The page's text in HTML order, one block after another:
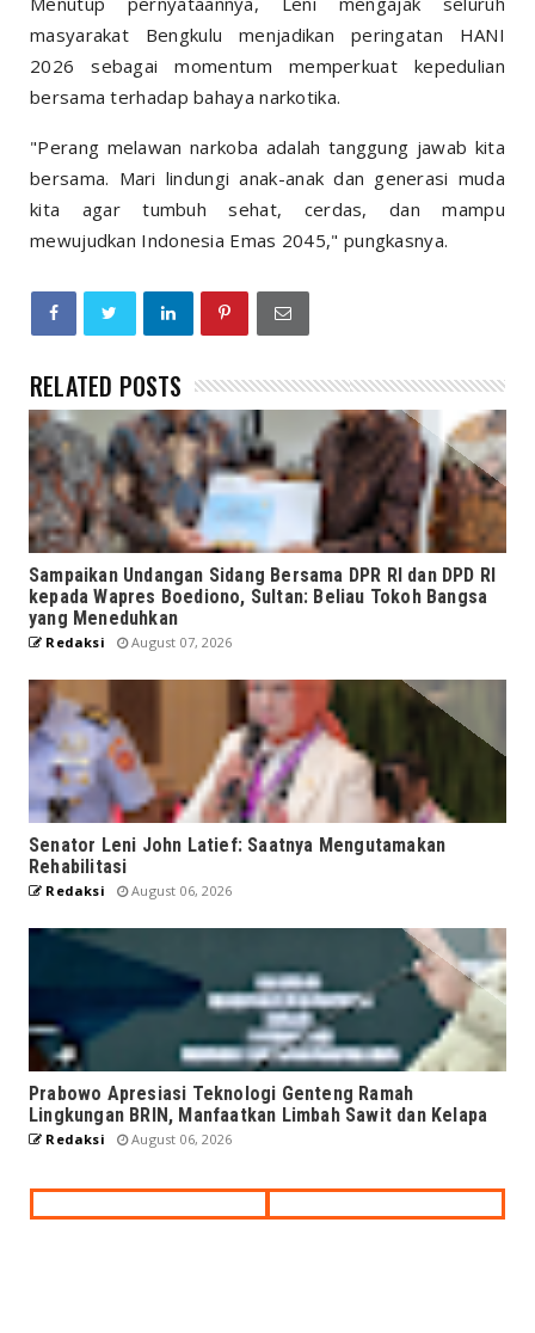
masyarakat Bengkulu menjadikan peringatan HANI
2026 sebagai momentum memperkuat kepedulian
bersama terhadap bahaya narkotika.
"Perang melawan narkoba adalah tanggung jawab kita
bersama. Mari lindungi anak-anak dan generasi muda
kita agar tumbuh sehat, cerdas, dan mampu
mewujudkan Indonesia Emas 2045," pungkasnya.
RELATED POSTS
Sampaikan Undangan Sidang Bersama DPR RI dan DPD RI
kepada Wapres Boediono, Sultan: Beliau Tokoh Bangsa
yang Meneduhkan
Redaksi August 07, 2026
Senator Leni John Latief: Saatnya Mengutamakan
Rehabilitasi
Redaksi August 06, 2026
Prabowo Apresiasi Teknologi Genteng Ramah
Lingkungan BRIN, Manfaatkan Limbah Sawit dan Kelapa
Redaksi August 06, 2026